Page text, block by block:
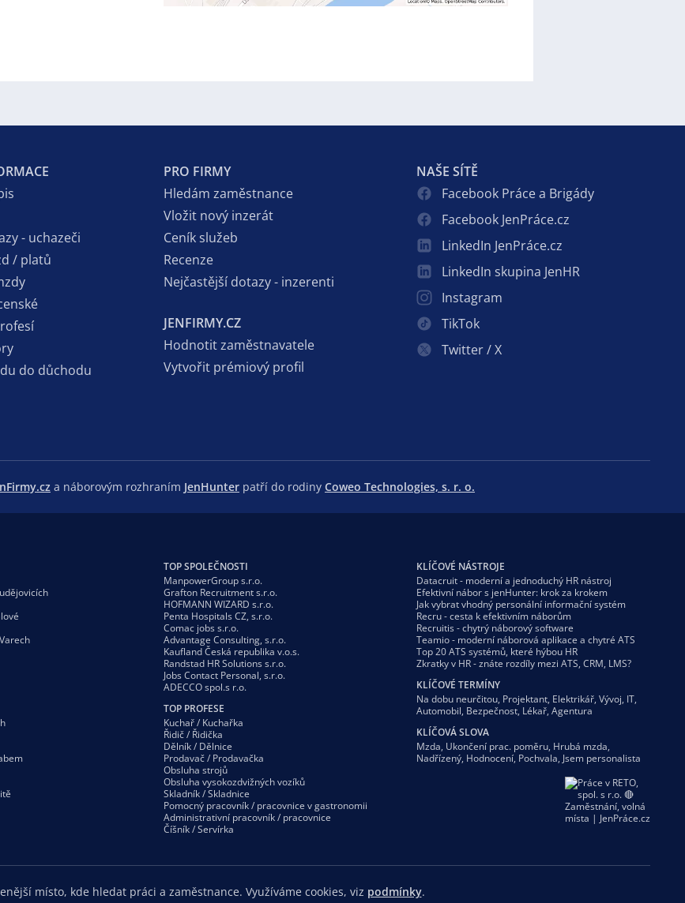
- uchazeči
/ platů
do důchodu
PRO FIRMY
Hledám zaměstnance
Vložit nový inzerát
Ceník služeb
Recenze
Nejčastější dotazy - inzerenti
JENFIRMY.CZ
Hodnotit zaměstnavatele
Vytvořit prémiový profil
NAŠE SÍTĚ
Facebook Práce a Brigády
Facebook JenPráce.cz
LinkedIn JenPráce.cz
LinkedIn skupina JenHR
Instagram
TikTok
Twitter / X
a náborovým rozhraním JenHunter patří do rodiny Coweo Technologies, s. r. o.
TOP SPOLEČNOSTI
ManpowerGroup s.r.o.
Grafton Recruitment s.r.o.
HOFMANN WIZARD s.r.o.
Penta Hospitals CZ, s.r.o.
Comac jobs s.r.o.
Advantage Consulting, s.r.o.
Kaufland Česká republika v.o.s.
Randstad HR Solutions s.r.o.
Jobs Contact Personal, s.r.o.
ADECCO spol.s r.o.
TOP PROFESE
Kuchař / Kuchařka
Řidič / Řidička
Dělník / Dělnice
Prodavač / Prodavačka
Obsluha strojů
Obsluha vysokozdvižných vozíků
Skladník / Skladnice
Pomocný pracovník / pracovnice v gastronomii
Administrativní pracovník / pracovnice
Číšník / Servírka
KLÍČOVÉ NÁSTROJE
Datacruit - moderní a jednoduchý HR nástroj
Efektivní nábor s jenHunter: krok za krokem
Jak vybrat vhodný personální informační systém
Recru - cesta k efektivním náborům
Recruitis - chytrý náborový software
Teamio - moderní náborová aplikace a chytré ATS
Top 20 ATS systémů, které hýbou HR
Zkratky v HR - znáte rozdíly mezi ATS, CRM, LMS?
KLÍČOVÉ TERMÍNY
Na dobu neurčitou, Projektant, Elektrikář, Vývoj, IT,
Automobil, Bezpečnost, Lékař, Agentura
KLÍČOVÁ SLOVA
Mzda, Ukončení prac. poměru, Hrubá mzda,
Nadřízený, Hodnocení, Pochvala, Jsem personalista
místo, kde hledat práci a zaměstnance. Využíváme cookies, viz podmínky.